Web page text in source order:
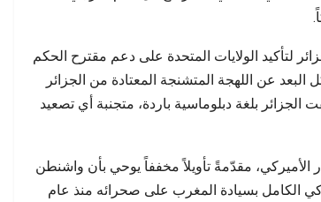
لتأكيد الولايات المتحدة على دعم مقترح الحكم
البعد عن اللهجة المتشنجة المعتادة من الجزائر
الجزائر بلغة دبلوماسية باردة، متجنبة أي تصعيد
مقدّمةً تأويلاً مخففاً يوحي بأن واشنطن
الكامل بسيادة المغرب على صحرائه منذ عام